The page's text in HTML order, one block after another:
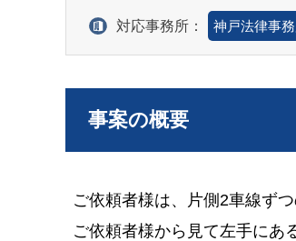
対応事務所： 神戸法律事
事案の概要
ご依頼者様は、片側2車線ず
ご依頼者様から見て左手にあ